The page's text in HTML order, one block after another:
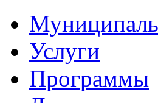
Услуги
Программы